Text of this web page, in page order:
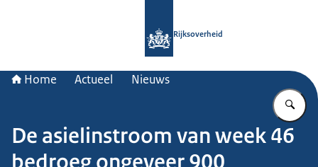
Rijksoverheid
Home Actueel Nieuws
De asielinstroom van week 46